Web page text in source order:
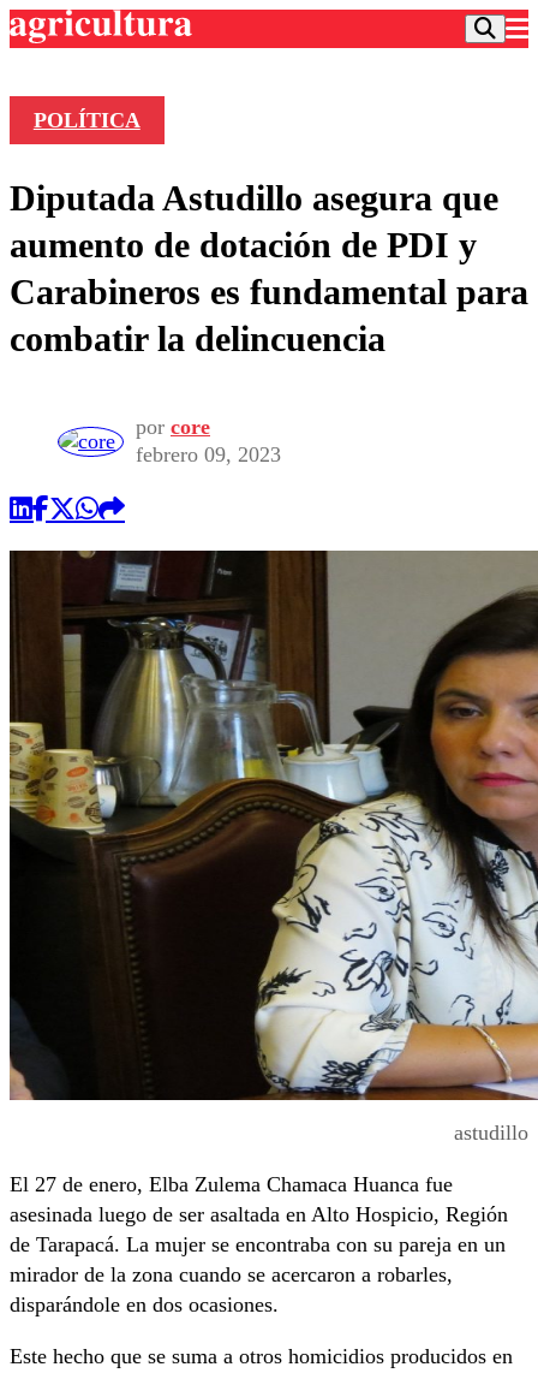
Frecuencias
Agricultura TV
Deportes
Colo Colo
Motor
Torneo Internacional
Torneo Nacional
Entretención
Noticias
Internacional
Nacional
Vida Social
Programas
Comercial
POLÍTICA
Diputada Astudillo asegura que
aumento de dotación de PDI y
Carabineros es fundamental para
combatir la delincuencia
por core
febrero 09, 2023
astudillo
El 27 de enero, Elba Zulema Chamaca Huanca fue
asesinada luego de ser asaltada en Alto Hospicio, Región
de Tarapacá. La mujer se encontraba con su pareja en un
mirador de la zona cuando se acercaron a robarles,
disparándole en dos ocasiones.
Este hecho que se suma a otros homicidios producidos en